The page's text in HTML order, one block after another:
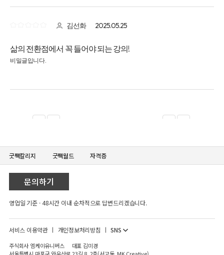
굿짹칼리지 굿짹월드 자격증
서비스 이용약관 개인정보처리방침 SNS
문의하기
영업일 기준 · 48시간 이내 순차적으로 답변드리겠습니다.
주식회사 엠케이유니버스
대표 김미경